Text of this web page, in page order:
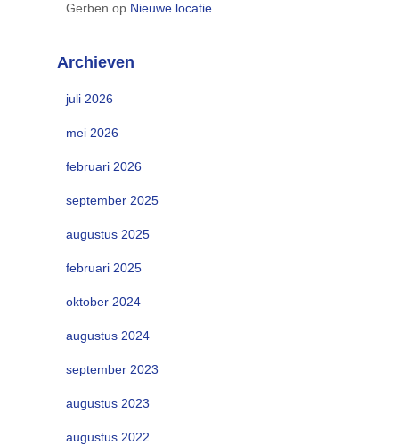
Gerben op Nieuwe locatie
Archieven
juli 2026
mei 2026
februari 2026
september 2025
augustus 2025
februari 2025
oktober 2024
augustus 2024
september 2023
augustus 2023
augustus 2022